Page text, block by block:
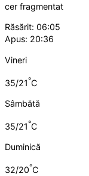
cer fragmentat
Răsărit: 06:05
Apus: 20:36
Vineri
35/21°C
Sâmbătă
35/21°C
Duminică
32/20°C